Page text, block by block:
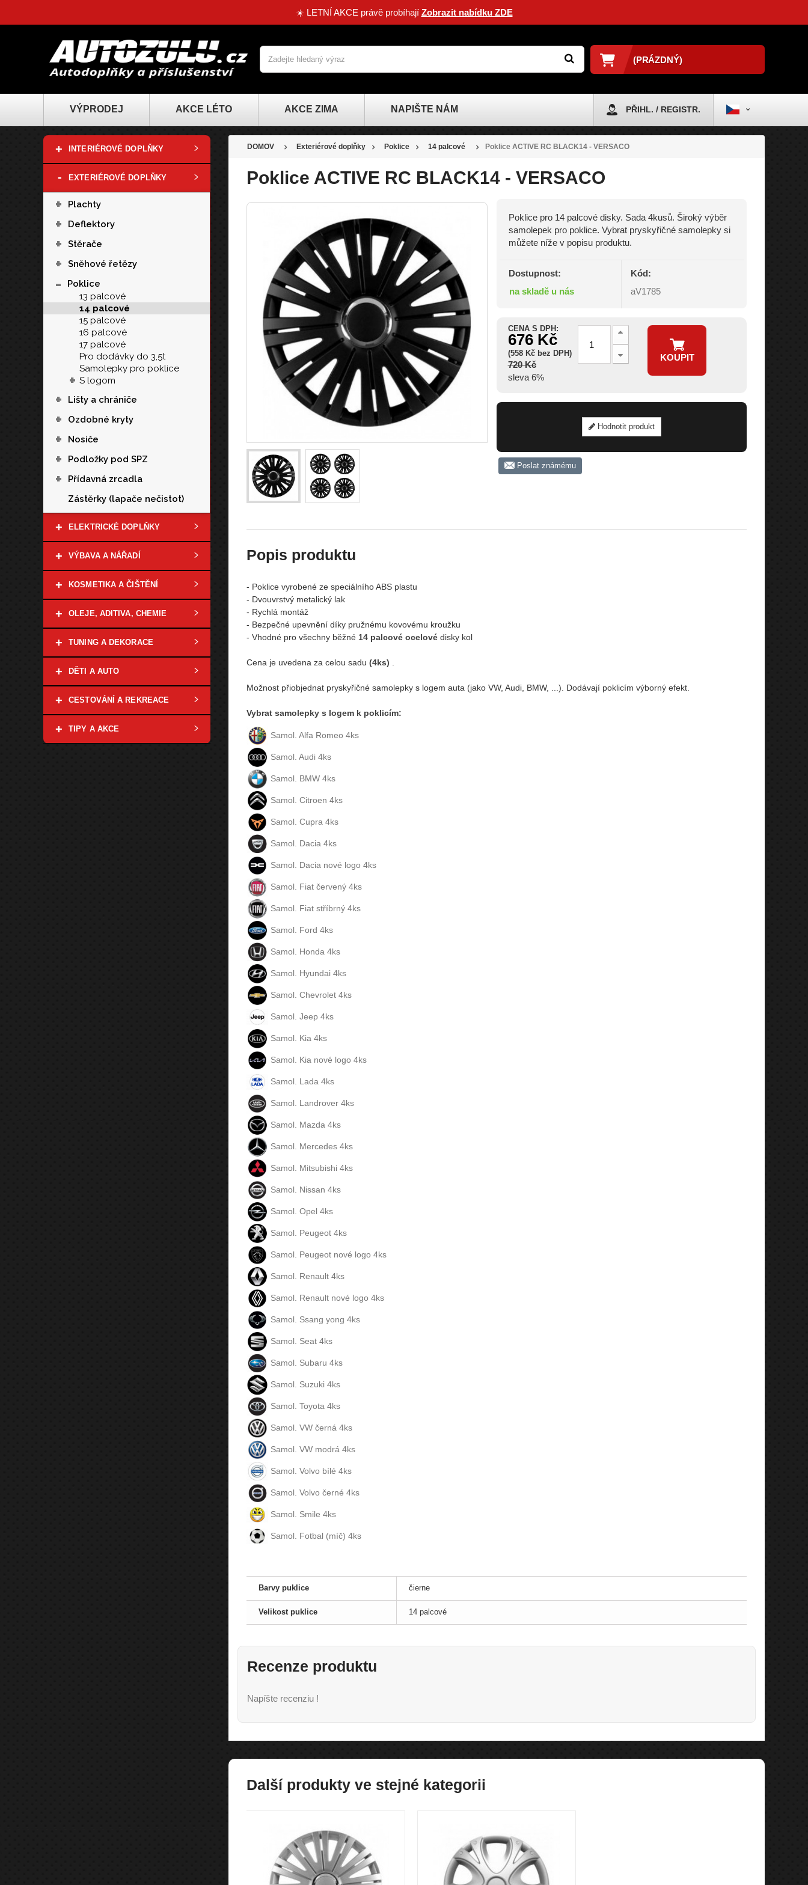
☀️ LETNÍ AKCE právě probíhají Zobrazit nabídku ZDE
(PRÁZDNÝ)
VÝPRODEJ AKCE LÉTO AKCE ZIMA NAPIŠTE NÁM PŘIHL. / REGISTR.
+ INTERIÉROVÉ DOPLŇKY
- EXTERIÉROVÉ DOPLŇKY
+ Plachty
+ Deflektory
+ Stěrače
+ Sněhové řetězy
-
Poklice
13 palcové
14 palcové
15 palcové
16 palcové
17 palcové
Pro dodávky do 3,5t
Samolepky pro poklice
+ S logom
+ Lišty a chrániče
+ Ozdobné kryty
+ Nosiče
+ Podložky pod SPZ
+
Přídavná zrcadla
Zástěrky (lapače nečistot)
+ ELEKTRICKÉ DOPLŇKY
+ VÝBAVA A NÁŘADÍ
+ KOSMETIKA A ČIŠTĚNÍ
+ OLEJE, ADITIVA, CHEMIE
+ TUNING A DEKORACE
+ DĚTI A AUTO
+ CESTOVÁNÍ A REKREACE
+ TIPY A AKCE
DOMOV Exteriérové doplňky Poklice 14 palcové Poklice ACTIVE RC BLACK14 - VERSACO
Poklice ACTIVE RC BLACK14 - VERSACO
-44 KČ
Poklice pro 14 palcové disky. Sada 4kusů. Široký výběr
samolepek pro poklice. Vybrat pryskyřičné samolepky si
můžete níže v popisu produktu.
Dostupnost:
na skladě u nás
Kód:
aV1785
CENA S DPH:
676 Kč
(558 Kč bez DPH)
720 Kč
sleva 6%
KOUPIT
Hodnotit produkt
Poslat známému
Popis produktu
- Poklice vyrobené ze speciálního ABS plastu
- Dvouvrstvý metalický lak
- Rychlá montáž
- Bezpečné upevnění díky pružnému kovovému kroužku
- Vhodné pro všechny běžné 14 palcové ocelovédisky kol
Cena je uvedena za celou sadu (4ks) .
Možnost přiobjednat pryskyřičné samolepky s logem auta (jako VW, Audi, BMW, ...). Dodávají poklicím výborný efekt.
Vybrat samolepky s logem k poklicím:
Samol. Alfa Romeo 4ks
Samol. Audi 4ks
Samol. BMW 4ks
Samol. Citroen 4ks
Samol. Cupra 4ks
Samol. Dacia 4ks
Samol. Dacia nové logo 4ks
Samol. Fiat červený 4ks
Samol. Fiat stříbrný 4ks
Samol. Ford 4ks
Samol. Honda 4ks
Samol. Hyundai 4ks
Samol. Chevrolet 4ks
Samol. Jeep 4ks
Samol. Kia 4ks
Samol. Kia nové logo 4ks
Samol. Lada 4ks
Samol. Landrover 4ks
Samol. Mazda 4ks
Samol. Mercedes 4ks
Samol. Mitsubishi 4ks
Samol. Nissan 4ks
Samol. Opel 4ks
Samol. Peugeot 4ks
Samol. Peugeot nové logo 4ks
Samol. Renault 4ks
Samol. Renault nové logo 4ks
Samol. Ssang yong 4ks
Samol. Seat 4ks
Samol. Subaru 4ks
Samol. Suzuki 4ks
Samol. Toyota 4ks
Samol. VW černá 4ks
Samol. VW modrá 4ks
Samol. Volvo bílé 4ks
Samol. Volvo černé 4ks
Samol. Smile 4ks
Samol. Fotbal (míč) 4ks
Barvy puklice čierne
Velikost puklice 14 palcové
Recenze produktu
Napíšte recenziu !
Další produkty ve stejné kategorii